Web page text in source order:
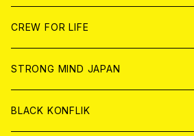
ANALOG
ANALOG
CD
ANALOG
CD
ANALOG
WORLD
CD
ANALOG
JAPAN
CD
ANALOG
WORLD
CD
CREW FOR LIFE
STRONG MIND JAPAN
BLACK KONFLIK